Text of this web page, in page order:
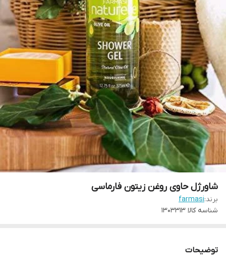
شاورژل حاوی روغن زیتون فارماسی
برند:farmasi
شناسه کالا 1303313
توضیحات